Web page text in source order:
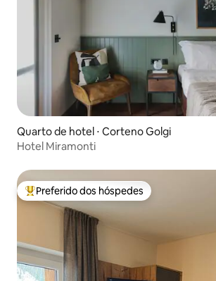
Quarto de hotel ⋅ Corteno Golgi
Hotel Miramonti
Entre os melhores preferidos dos hóspedes
Preferido dos hóspedes